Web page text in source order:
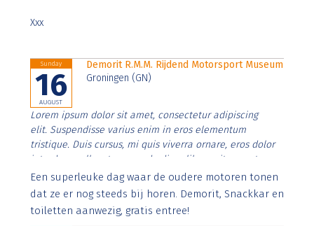
Xxx
Sunday
16
AUGUST
Demorit R.M.M. Rijdend Motorsport Museum
Groningen (GN)
Lorem ipsum dolor sit amet, consectetur adipiscing
elit. Suspendisse varius enim in eros elementum
tristique. Duis cursus, mi quis viverra ornare, eros dolor
interdum nulla, ut commodo diam libero vitae erat.
Aenean faucibus nibh et justo cursus id rutrum lorem
imperdiet. Nunc ut sem vitae risus tristique posuere.
Een superleuke dag waar de oudere motoren tonen
dat ze er nog steeds bij horen. Demorit, Snackkar en
toiletten aanwezig, gratis entree!